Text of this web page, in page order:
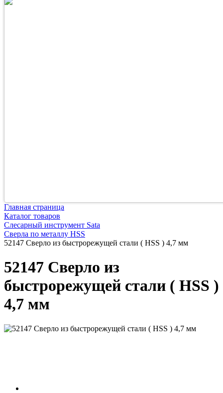
Главная страница
Каталог товаров
Слесарный инструмент Sata
Сверла по металлу HSS
52147 Сверло из быстрорежущей стали ( HSS ) 4,7 мм
52147 Сверло из
быстрорежущей стали ( HSS )
4,7 мм